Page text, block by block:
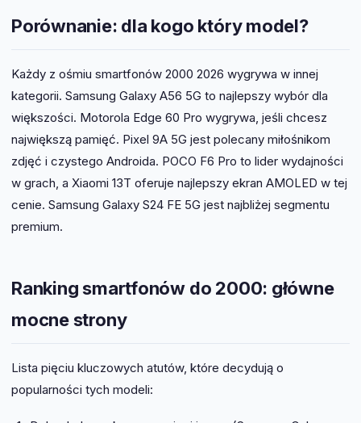
Porównanie: dla kogo który model?
Każdy z ośmiu smartfonów 2000 2026 wygrywa w innej
kategorii. Samsung Galaxy A56 5G to najlepszy wybór dla
większości. Motorola Edge 60 Pro wygrywa, jeśli chcesz
największą pamięć. Pixel 9A 5G jest polecany miłośnikom
zdjęć i czystego Androida. POCO F6 Pro to lider wydajności
w grach, a Xiaomi 13T oferuje najlepszy ekran AMOLED w tej
cenie. Samsung Galaxy S24 FE 5G jest najbliżej segmentu
premium.
Ranking smartfonów do 2000: główne
mocne strony
Lista pięciu kluczowych atutów, które decydują o
popularności tych modeli: